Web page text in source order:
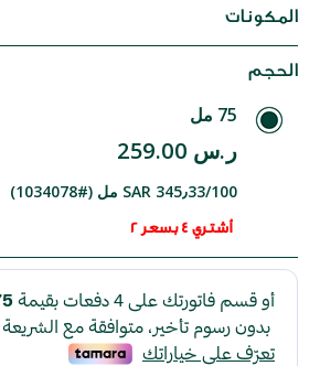
المكونات
الحجم
75 مل
ر.س 259.00
SAR 345٫33/100 مل (#1034078)
أشتري 4 بسعر 2